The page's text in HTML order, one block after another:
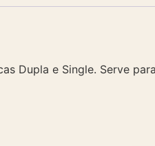
Dupla e Single. Serve